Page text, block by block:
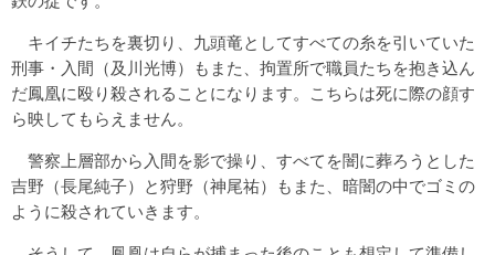
キイチたちを裏切り、九頭竜としてすべての糸を引いていた
刑事・入間（及川光博）もまた、拘置所で職員たちを抱き込ん
だ鳳凰に殴り殺されることになります。こちらは死に際の顔す
ら映してもらえません。
警察上層部から入間を影で操り、すべてを闇に葬ろうとした
吉野（長尾純子）と狩野（神尾祐）もまた、暗闇の中でゴミの
ように殺されていきます。